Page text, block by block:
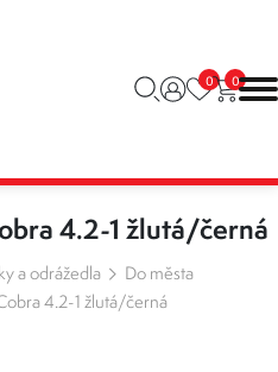
0 0
4.2-1 žlutá/černá
a odrážedla
Do města
4.2-1 žlutá/černá